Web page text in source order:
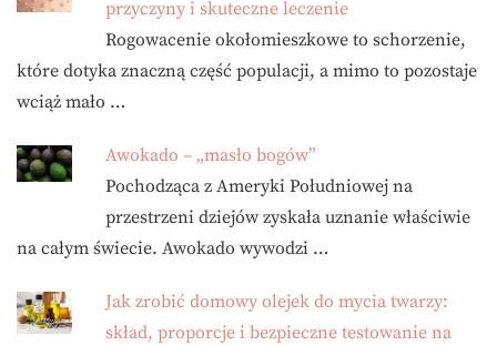
przyczyny i skuteczne leczenie
Rogowacenie okołomieszkowe to schorzenie,
które dotyka znaczną część populacji, a mimo to pozostaje
wciąż mało …
Awokado – „masło bogów”
Pochodząca z Ameryki Południowej na
przestrzeni dziejów zyskała uznanie właściwie
na całym świecie. Awokado wywodzi …
Jak zrobić domowy olejek do mycia twarzy:
skład, proporcje i bezpieczne testowanie na